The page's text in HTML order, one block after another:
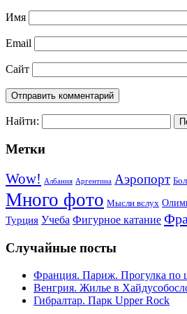
Имя
Email
Сайт
Найти:
Метки
Wow! Албания Аргентина Аэропорт
Много фото Мысли вслух
Турция Учеба Фигурное катание
Случайные посты
Франция. Париж. Прогулка по
Венгрия. Жилье в
Гибралтар. Парк Upper Rock